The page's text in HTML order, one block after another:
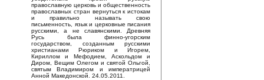
православную церковь и общественность
православных стран вернуться к истокам
и правильно называть свою
письменность, язык и церковные писания
русскими, а не славянскими. Древняя
Русь была финно-угорским
государством, созданным русскими
христианами Рюриком и Игорем,
Кириллом и Мефодием, Аскольдом и
Диром, Вещим Олегом и святой Ольгой,
святым Владимиром и императрицей
Анной Македонской. 24.05.2011.